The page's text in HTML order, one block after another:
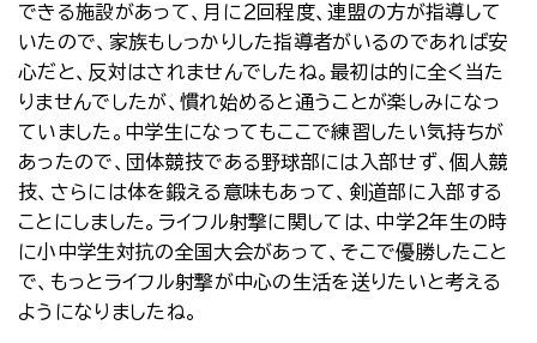
できる施設があって、月に２回程度、連盟の方が指導して
いたので、家族もしっかりした指導者がいるのであれば安
心だと、反対はされませんでしたね。最初は的に全く当た
りませんでしたが、慣れ始めると通うことが楽しみになっ
ていました。中学生になってもここで練習したい気持ちが
あったので、団体競技である野球部には入部せず、個人競
技、さらには体を鍛える意味もあって、剣道部に入部する
ことにしました。ライフル射撃に関しては、中学２年生の時
に小中学生対抗の全国大会があって、そこで優勝したこと
で、もっとライフル射撃が中心の生活を送りたいと考える
ようになりましたね。